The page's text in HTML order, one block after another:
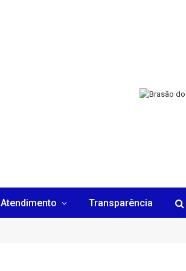
Atendimento Transparência